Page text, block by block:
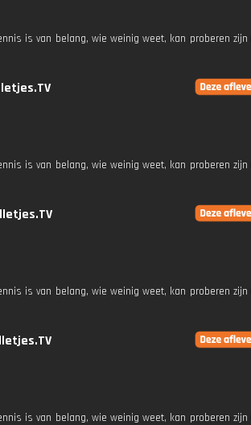
is van belang, wie weinig weet, kan proberen
is van belang, wie weinig weet, kan proberen
is van belang, wie weinig weet, kan proberen
is van belang, wie weinig weet, kan proberen